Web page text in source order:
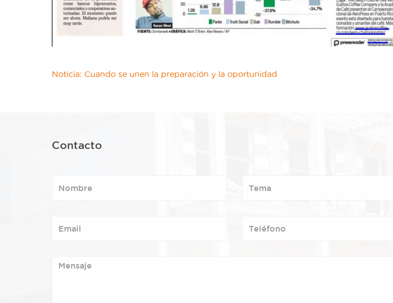
Noticia: Cuando se unen la preparación y la oportunidad
Contacto